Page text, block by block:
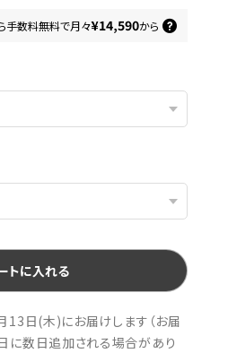
手数料無料で月々¥14,590から
トに入れる
13日(木)にお届けします（お届
に数日追加される場合があり